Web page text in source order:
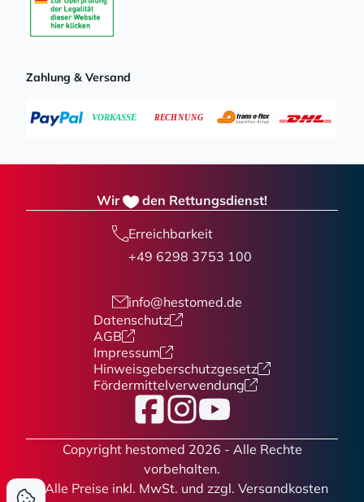
Zahlung & Versand
Wir den Rettungsdienst!
Erreichbarkeit
+49 6298 3753 100
info@hestomed.de
Datenschutz
AGB
Impressum
Hinweisgeberschutzgesetz
Fördermittelverwendung
FacebookInstagram
YouTube
Copyright hestomed 2026 - Alle Rechte
vorbehalten.
* Alle Preise inkl. MwSt. und zzgl. Versandkosten